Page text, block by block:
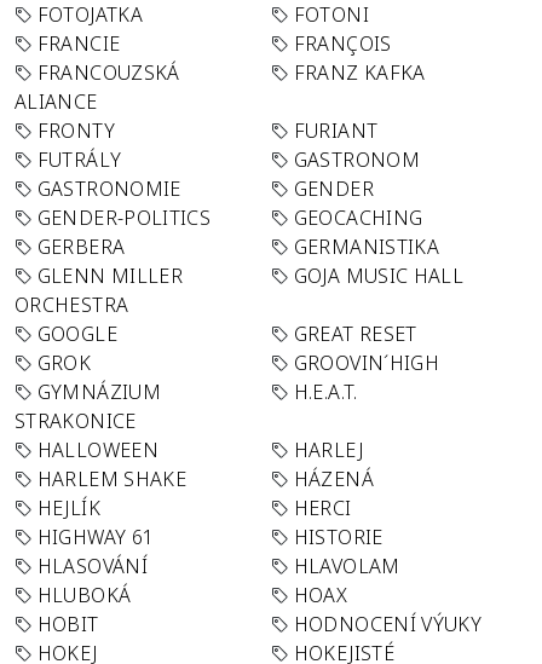
FOTOJATKA
FOTONI
FRANCIE
FRANÇOIS
FRANCOUZSKÁ
ALIANCE
FRANZ KAFKA
FRONTY
FURIANT
FUTRÁLY
GASTRONOM
GASTRONOMIE
GENDER
GENDER-POLITICS
GEOCACHING
GERBERA
GERMANISTIKA
GLENN MILLER
ORCHESTRA
GOJA MUSIC HALL
GOOGLE
GREAT RESET
GROK
GROOVIN´HIGH
GYMNÁZIUM
STRAKONICE
H.E.A.T.
HALLOWEEN
HARLEJ
HARLEM SHAKE
HÁZENÁ
HEJLÍK
HERCI
HIGHWAY 61
HISTORIE
HLASOVÁNÍ
HLAVOLAM
HLUBOKÁ
HOAX
HOBIT
HODNOCENÍ VÝUKY
HOKEJ
HOKEJISTÉ